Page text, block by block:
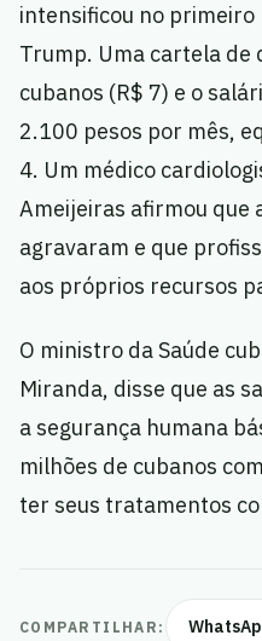
intensificou no primeiro
Trump. Uma cartela de
cubanos (R$ 7) e o
2.100 pesos por mês,
4. Um médico
Ameijeiras afirmou que
agravaram e que
aos próprios recursos
O ministro da Saúde
Miranda, disse que as
a segurança humana
milhões de cubanos
ter seus tratamentos
COMPARTILHAR: